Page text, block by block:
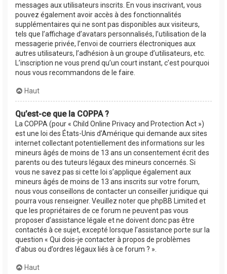
messages aux utilisateurs inscrits. En vous inscrivant, vous
pouvez également avoir accès à des fonctionnalités
supplémentaires qui ne sont pas disponibles aux visiteurs,
tels que l’affichage d’avatars personnalisés, l’utilisation de la
messagerie privée, l’envoi de courriers électroniques aux
autres utilisateurs, l’adhésion à un groupe d’utilisateurs, etc.
L’inscription ne vous prend qu’un court instant, c’est pourquoi
nous vous recommandons de le faire.
Haut
Qu’est-ce que la COPPA ?
La COPPA (pour « Child Online Privacy and Protection Act »)
est une loi des États-Unis d’Amérique qui demande aux sites
internet collectant potentiellement des informations sur les
mineurs âgés de moins de 13 ans un consentement écrit des
parents ou des tuteurs légaux des mineurs concernés. Si
vous ne savez pas si cette loi s’applique également aux
mineurs âgés de moins de 13 ans inscrits sur votre forum,
nous vous conseillons de contacter un conseiller juridique qui
pourra vous renseigner. Veuillez noter que phpBB Limited et
que les propriétaires de ce forum ne peuvent pas vous
proposer d’assistance légale et ne doivent donc pas être
contactés à ce sujet, excepté lorsque l’assistance porte sur la
question « Qui dois-je contacter à propos de problèmes
d’abus ou d’ordres légaux liés à ce forum ? ».
Haut